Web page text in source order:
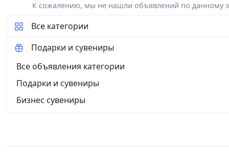
К сожалению, мы не нашли объявлений по данному
Все категории
Подарки и сувениры
Все объявления категории
Подарки и сувениры
Бизнес сувениры